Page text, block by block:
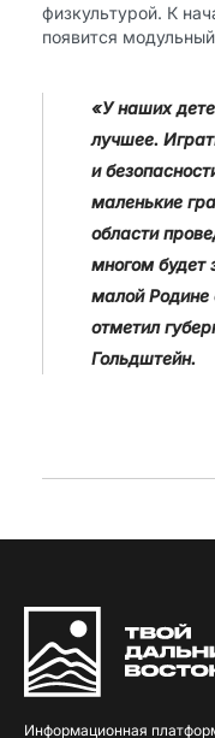
физкультурой. К
появится
«У наших
лучшее.
и
маленькие
области
многом будет
малой Родине
отметил
Гольдштейн.
Информационная